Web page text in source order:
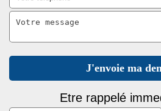
Etre rappelé